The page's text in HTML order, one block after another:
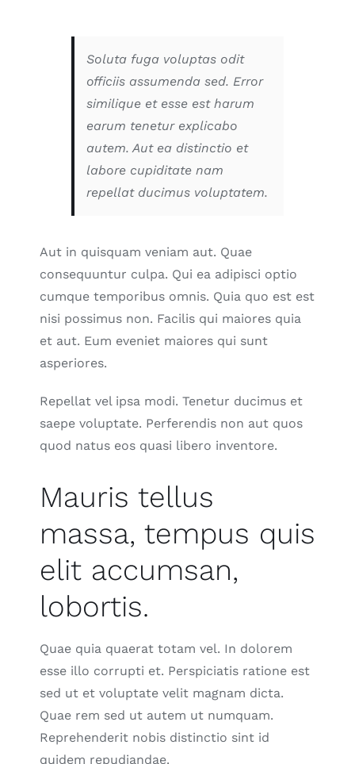
Soluta fuga voluptas odit
officiis assumenda sed. Error
similique et esse est harum
earum tenetur explicabo
autem. Aut ea distinctio et
labore cupiditate nam
repellat ducimus voluptatem.
Aut in quisquam veniam aut. Quae
consequuntur culpa. Qui ea adipisci optio
cumque temporibus omnis. Quia quo est est
nisi possimus non. Facilis qui maiores quia
et aut. Eum eveniet maiores qui sunt
asperiores.
Repellat vel ipsa modi. Tenetur ducimus et
saepe voluptate. Perferendis non aut quos
quod natus eos quasi libero inventore.
Mauris tellus
massa, tempus quis
elit accumsan,
lobortis.
Quae quia quaerat totam vel. In dolorem
esse illo corrupti et. Perspiciatis ratione est
sed ut et voluptate velit magnam dicta.
Quae rem sed ut autem ut numquam.
Reprehenderit nobis distinctio sint id
quidem repudiandae.